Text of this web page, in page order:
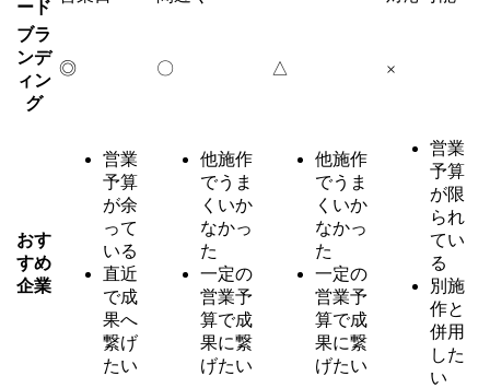
ード
ブラ
ンデ
ィン
グ
◎ 〇 △ ×
おす
すめ
企業
営業
予算
が余
って
いる
直近
で成
果へ
繋げ
たい
他施作
でうま
くいか
なかっ
た
一定の
営業予
算で成
果に繋
げたい
他施作
でうま
くいか
なかっ
た
一定の
営業予
算で成
果に繋
げたい
営業
予算
が限
られ
てい
る
別施
作と
併用
した
い